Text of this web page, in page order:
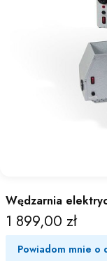
Wędzarnia
Cena
1 899,00 zł
Powiadom mnie o